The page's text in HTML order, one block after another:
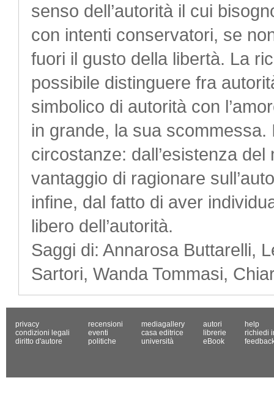
senso dell’autorità il cui
con intenti conservatori, se
fuori il gusto della libertà. La
possibile distinguere fra
simbolico di autorità con
in grande, la sua
circostanze: dall’esistenza
vantaggio di ragionare
infine, dal fatto di aver
libero dell’autorità.
Saggi di: Annarosa Buttarelli,
Sartori, Wanda Tommasi,
privacy
condizioni legali
diritto d'autore
recensioni
eventi
politiche
mediagallery
casa editrice
università
autori
librerie
eBook
help
richiedi